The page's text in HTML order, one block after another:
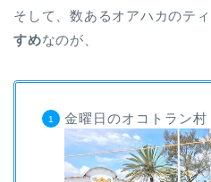
そして、数あるオアハカのテ
すめなのが、
金曜日のオコトラン村